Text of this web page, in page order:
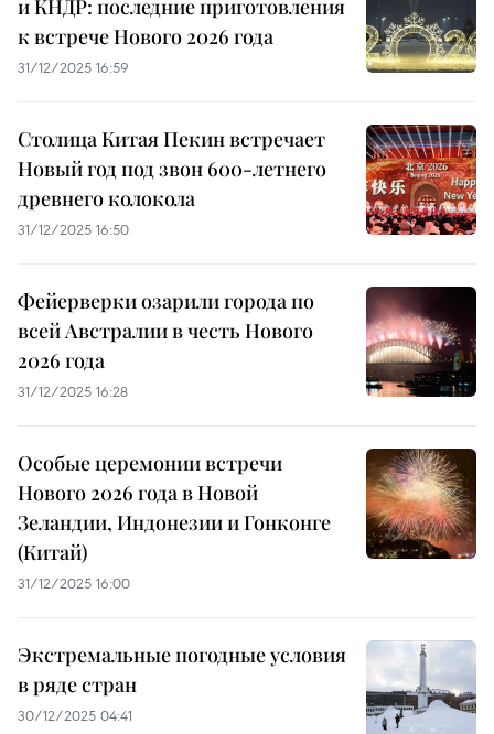
и КНДР: последние приготовления
к встрече Нового 2026 года
31/12/2025 16:59
Столица Китая Пекин встречает
Новый год под звон 600-летнего
древнего колокола
31/12/2025 16:50
Фейерверки озарили города по
всей Австралии в честь Нового
2026 года
31/12/2025 16:28
Особые церемонии встречи
Нового 2026 года в Новой
Зеландии, Индонезии и Гонконге
(Китай)
31/12/2025 16:00
Экстремальные погодные условия
в ряде стран
30/12/2025 04:41